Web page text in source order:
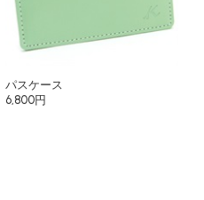
パスケース
6,800円